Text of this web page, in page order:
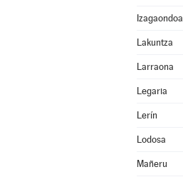
Izagaondoa
Lakuntza
Larraona
Legaria
Lerín
Lodosa
Mañeru